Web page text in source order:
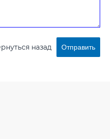
назад Отправить